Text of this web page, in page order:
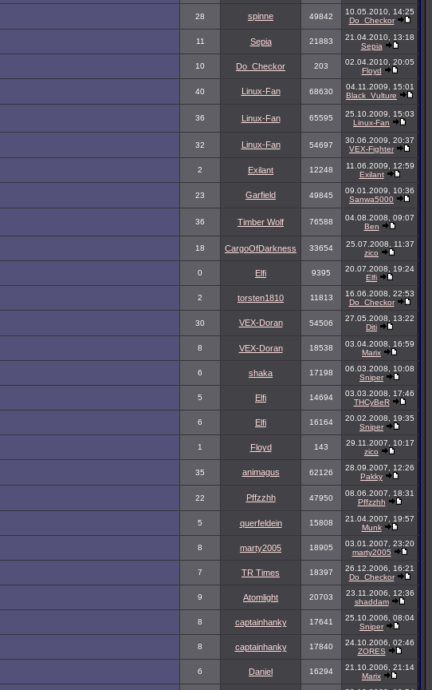
28 spinne 49842
10.05.2010, 14:25
Do_Checkor
11 Sepia 21883
21.04.2010, 13:18
Sepia
10 Do_Checkor 203
02.04.2010, 20:05
Floyd
40 Linux-Fan 68630
04.11.2009, 15:01
Black_Vulture
36 Linux-Fan 65595
25.10.2009, 15:03
Linux-Fan
32 Linux-Fan 54697
30.06.2009, 20:37
VEX-Fighter
2 Exilant 12248
11.06.2009, 12:59
Exilant
23 Garfield 49845
09.01.2009, 10:36
Sanwa5000
36 Timber Wolf 76588
04.08.2008, 09:07
Ben
18 CargoOfDarkness 33654
25.07.2008, 11:37
zico
0 Elfi 9395
20.07.2008, 19:24
Elfi
2 torsten1810 11813
16.06.2008, 22:53
Do_Checkor
30 VEX-Doran 54506
27.05.2008, 13:22
Diti
8 VEX-Doran 18538
03.04.2008, 16:59
Marix
6 shaka 17198
06.03.2008, 10:08
Sniper
5 Elfi 14694
03.03.2008, 17:46
THCyBeR
6 Elfi 16164
20.02.2008, 19:35
Sniper
1 Floyd 143
29.11.2007, 10:17
zico
35 animagus 62126
28.09.2007, 12:26
Pakky
22 Pffzzhh 47950
08.06.2007, 18:31
Pffzzhh
5 querfeldein 15808
21.04.2007, 19:57
Munk
8 marty2005 18905
03.01.2007, 23:20
marty2005
7 TR Times 18397
26.12.2006, 16:21
Do_Checkor
9 Atomlight 20703
23.11.2006, 12:36
shaddam
8 captainhanky 17641
25.10.2006, 08:04
Sniper
8 captainhanky 17840
24.10.2006, 02:46
ZORES
6 Daniel 16294
21.10.2006, 21:14
Marix